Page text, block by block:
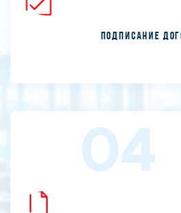
Подписание
04